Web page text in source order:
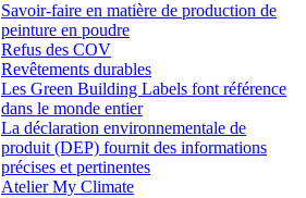
Savoir-faire en matière de production de
peinture en poudre
Refus des COV
Revêtements durables
Les Green Building Labels font référence
dans le monde entier
La déclaration environnementale de
produit (DEP) fournit des informations
précises et pertinentes
Atelier My Climate